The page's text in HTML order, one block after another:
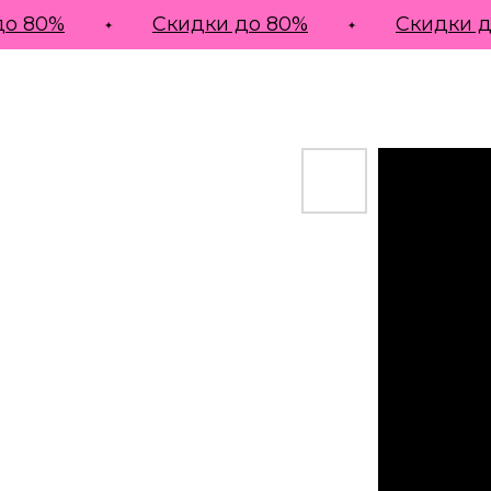
Скидки до 80% Скидки до